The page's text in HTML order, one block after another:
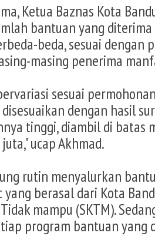
Ketua Baznas Kota
bantuan yang
beda, sesuai dengan
masing penerima
sesuai
dengan hasil
tinggi, diambil di batas
ucap Akhmad.
rutin menyalurkan
berasal dari Kota
mampu (SKTM).
program bantuan yang